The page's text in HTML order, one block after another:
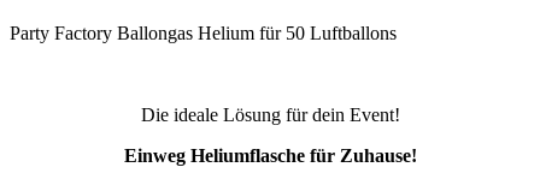
Party Factory Ballongas Helium für 50 Luftballons
Die ideale Lösung für dein Event!
Einweg Heliumflasche für Zuhause!